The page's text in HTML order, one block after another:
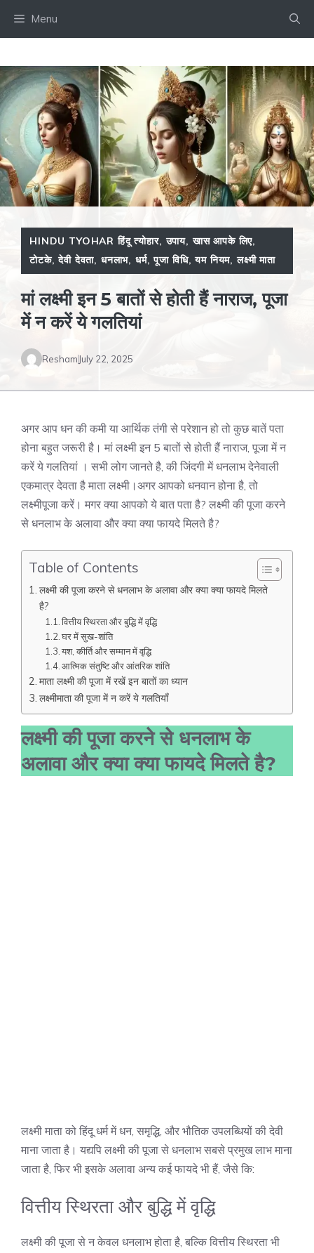
Menu
HINDU TYOHAR हिंदू त्योहार,उपाय,खास आपके लिए,
टोटके,देवी देवता, धनलाभ,धर्म,पूजा विधि,यम नियम,लक्ष्मी माता
मां लक्ष्‍मी इन 5 बातों से होती हैं नाराज, पूजा
में न करें ये गलतियां
Resham July 22, 2025
अगर आप धन की कमी या आर्थिक तंगी से परेशान हो तो कुछ बातें पता
होना बहुत जरूरी है। मां लक्ष्‍मी इन 5 बातों से होती हैं नाराज, पूजा में न
करें ये गलतियां । सभी लोग जानते है, की जिंदगी में धनलाभ देनेवाली
एकमात्र देवता है माता लक्ष्मी।अगर आपको धनवान होना है, तो
लक्ष्मीपूजा करें। मगर क्या आपको ये बात पता है? लक्ष्मी की पूजा करने
से धनलाभ के अलावा और क्या क्या फायदे मिलते है?
Table of Contents
लक्ष्मी की पूजा करने से धनलाभ के अलावा और क्या क्या फायदे मिलते
है?
वित्तीय स्थिरता और बुद्धि में वृद्धि
घर में सुख-शांति
यश, कीर्ति और सम्मान में वृद्धि
आत्मिक संतुष्टि और आंतरिक शांति
माता लक्ष्मी की पूजा में रखें इन बातों का ध्यान
लक्ष्मीमाता की पूजा में न करें ये गलतियाँ
लक्ष्मी की पूजा करने से धनलाभ के
अलावा और क्या क्या फायदे मिलते है?
लक्ष्मी माता को हिंदू धर्म में धन, समृद्धि, और भौतिक उपलब्धियों की देवी
माना जाता है। यद्यपि लक्ष्मी की पूजा से धनलाभ सबसे प्रमुख लाभ माना
जाता है, फिर भी इसके अलावा अन्य कई फायदे भी हैं, जैसे कि:
वित्तीय स्थिरता और बुद्धि में वृद्धि
लक्ष्मी की पूजा से न केवल धनलाभ होता है, बल्कि वित्तीय स्थिरता भी